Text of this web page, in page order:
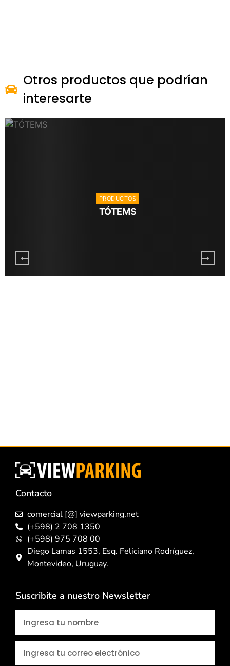
Otros productos que podrían
interesarte
PRODUCTOS
TÓTEMS
Contacto
comercial [@] viewparking.net
(+598) 2 708 1350
(+598) 975 708 00
Diego Lamas 1553, Esq. Feliciano Rodríguez,
Montevideo, Uruguay.
Suscribite a nuestro Newsletter